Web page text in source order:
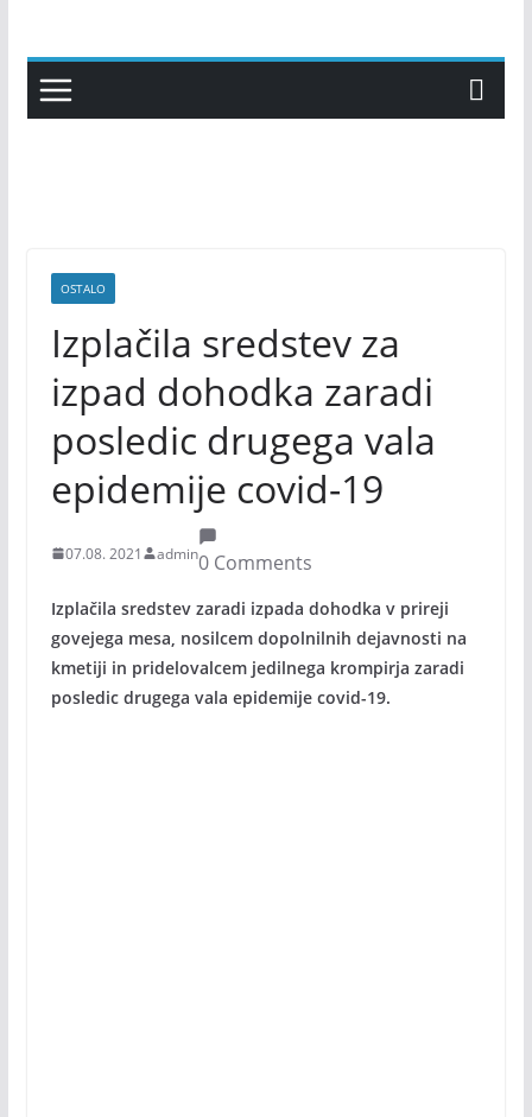
content
OSTALO
Izplačila sredstev za
izpad dohodka zaradi
posledic drugega vala
epidemije covid-19
07.08. 2021 admin0 Comments
Izplačila sredstev zaradi izpada dohodka v prireji
govejega mesa, nosilcem dopolnilnih dejavnosti na
kmetiji in pridelovalcem jedilnega krompirja zaradi
posledic drugega vala epidemije covid-19.